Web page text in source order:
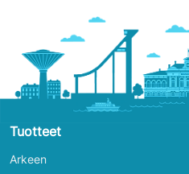
Tuotteet
Arkeen